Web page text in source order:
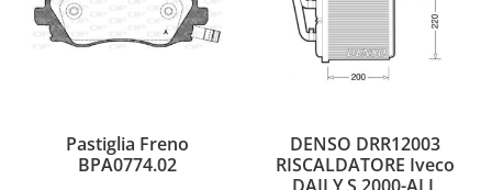
Pastiglia Freno
BPA0774.02
DENSO DRR12003
RISCALDATORE Iveco